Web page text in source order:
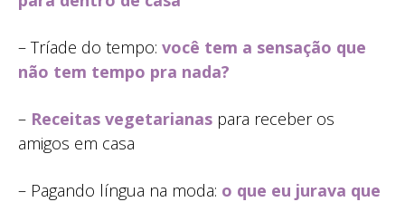
– Tríade do tempo: você tem a sensação que
não tem tempo pra nada?
– Receitas vegetarianas para receber os
amigos em casa
– Pagando língua na moda: o que eu jurava que